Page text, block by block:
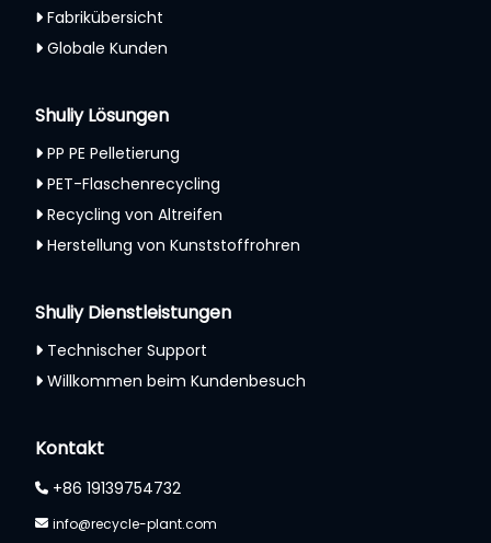
Fabrikübersicht
Globale Kunden
Shuliy Lösungen
PP PE Pelletierung
PET-Flaschenrecycling
Recycling von Altreifen
Herstellung von Kunststoffrohren
Shuliy Dienstleistungen
Technischer Support
Willkommen beim Kundenbesuch
Kontakt
+86 19139754732
info@recycle-plant.com